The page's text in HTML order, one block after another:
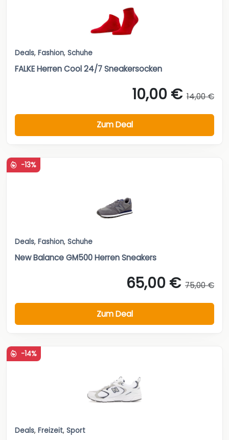
Deals, Fashion, Schuhe
FALKE Herren Cool 24/7 Sneakersocken
10,00 € 14,00 €
Zum Deal
-13%
Deals, Fashion, Schuhe
New Balance GM500 Herren Sneakers
65,00 € 75,00 €
Zum Deal
-14%
Deals, Freizeit, Sport